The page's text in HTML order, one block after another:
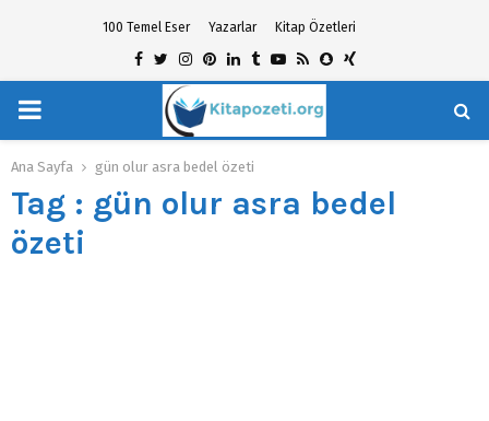
100 Temel Eser Yazarlar Kitap Özetleri
Facebook
TwitterInstagram
Pinterest
Linkedin
TumblrYoutube
RssSnapchat
Xing
PRIMARY
MENU
Ana Sayfa gün olur asra bedel özeti
Tag : gün olur asra bedel
özeti